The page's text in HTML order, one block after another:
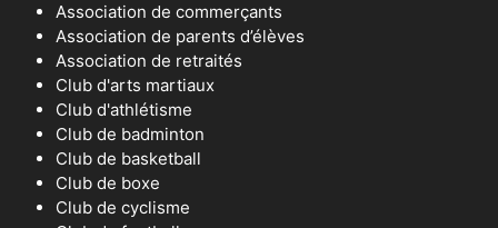
Association de commerçants
Association de parents d’élèves
Association de retraités
Club d'arts martiaux
Club d'athlétisme
Club de badminton
Club de basketball
Club de boxe
Club de cyclisme